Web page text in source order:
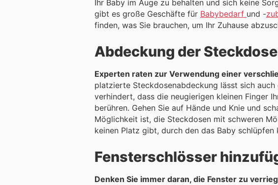
Ihr Baby im Auge zu behalten und sich keine Sorgen
gibt es große Geschäfte für Babybedarf und -
finden, was Sie brauchen, um Ihr Zuhause
Abdeckung der
Experten raten zur Verwendung einer
platzierte Steckdosenabdeckung lässt sich
verhindert, dass die neugierigen kleinen Finger
berühren. Gehen Sie auf Hände und Knie und
Möglichkeit ist, die Steckdosen mit schweren
keinen Platz gibt, durch den das Baby schlüpfen
Fensterschlösser
Denken Sie immer daran, die Fenster zu